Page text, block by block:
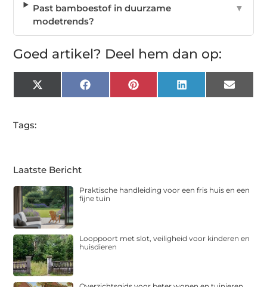
Past bamboestof in duurzame
modetrends?
▼
Goed artikel? Deel hem dan op:
X
(Twitter)
FacebookPinterest LinkedIn Email
Tags:
Laatste Bericht
Praktische handleiding voor een fris huis en een
fijne tuin
Looppoort met slot, veiligheid voor kinderen en
huisdieren